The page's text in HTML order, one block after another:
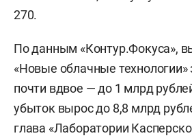
270.
По данным «Контур.Фокуса»,
«Новые облачные технологии»
почти вдвое — до 1 млрд
убыток вырос до 8,8 млрд
глава «Лаборатории